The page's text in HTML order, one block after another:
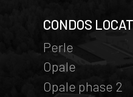
CONDOS
Perle
Opale
Opale phase 2